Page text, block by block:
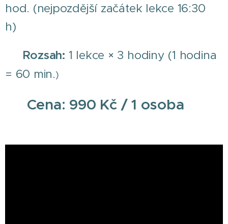
hod. (nejpozdější začátek lekce 16:30
h)
⏱️ Rozsah: 1 lekce × 3 hodiny (1 hodina
= 60 min.)
💰 Cena: 990 Kč / 1 osoba